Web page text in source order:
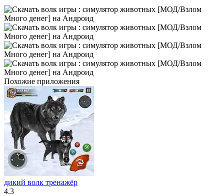
Похожие приложения
дикий волк тренажёр
4.3